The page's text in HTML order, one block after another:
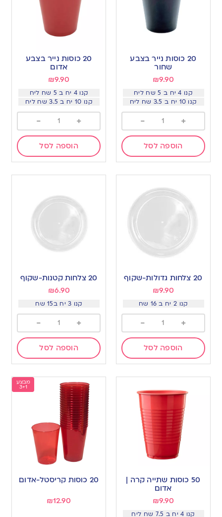
20 כוסות נייר בצבע
שחור
₪9.90
קנו 4 יח ב 5 שח ליח
קנו 10 יח ב 3.5 שח ליח
+
-
הוספה לסל
20 כוסות נייר בצבע
אדום
₪9.90
קנו 4 יח ב 5 שח ליח
קנו 10 יח ב 3.5 שח ליח
+
-
הוספה לסל
20 צלחות גדולות-שקוף
₪9.90
קנו 2 יח ב 16 שח
+
-
הוספה לסל
20 צלחות קטנות-שקוף
₪6.90
קנו 3 יח ב15 שח
+
-
הוספה לסל
50 כוסות שתייה קרה |
אדום
₪9.90
קנו 4 יח ב 7.5 שח ליח
מבצע
3+1
20 כוסות קריסטל-אדום
₪12.90